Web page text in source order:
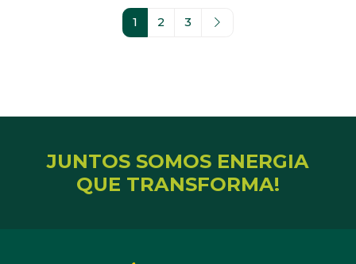
1 2 3
JUNTOS SOMOS ENERGIA
QUE TRANSFORMA!